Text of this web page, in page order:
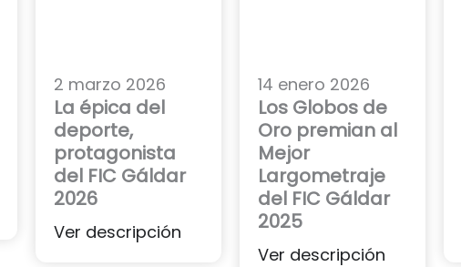
2 marzo 2026
La épica del
deporte,
protagonista
del FIC Gáldar
2026
Ver descripción
14 enero 2026
Los Globos de
Oro premian al
Mejor
Largometraje
del FIC Gáldar
2025
Ver descripción